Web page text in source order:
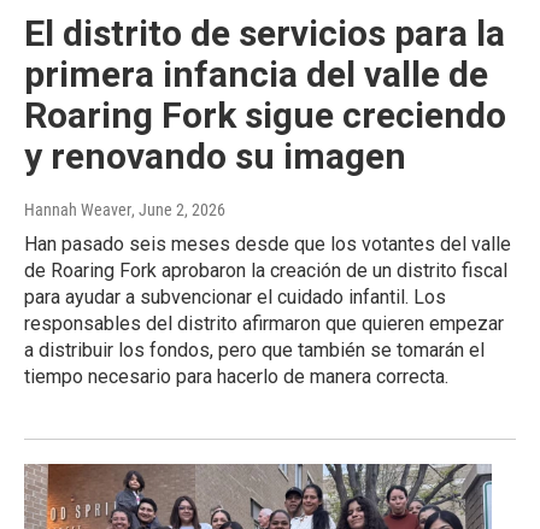
El distrito de servicios para la
primera infancia del valle de
Roaring Fork sigue creciendo
y renovando su imagen
Hannah Weaver, June 2, 2026
Han pasado seis meses desde que los votantes del valle
de Roaring Fork aprobaron la creación de un distrito fiscal
para ayudar a subvencionar el cuidado infantil. Los
responsables del distrito afirmaron que quieren empezar
a distribuir los fondos, pero que también se tomarán el
tiempo necesario para hacerlo de manera correcta.